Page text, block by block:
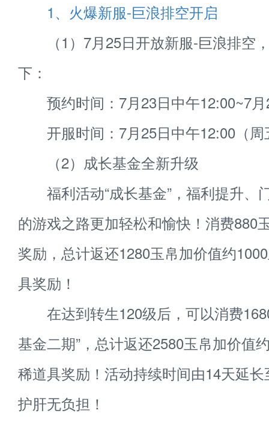
1、火爆新服-巨浪排空开启
（1）7月25日开放新服-巨浪排空
下：
预约时间：7月23日中午12:00~7月
开服时间：7月25日中午12:00（周
（2）成长基金全新升级
福利活动“成长基金”，福利提升、
的游戏之路更加轻松和愉快！消费880
奖励，总计返还1280玉帛加价值约
具奖励！
在达到转生120级后，可以消费
基金二期”，总计返还2580玉帛加价值
稀道具奖励！活动持续时间由14天延
护肝无负担！